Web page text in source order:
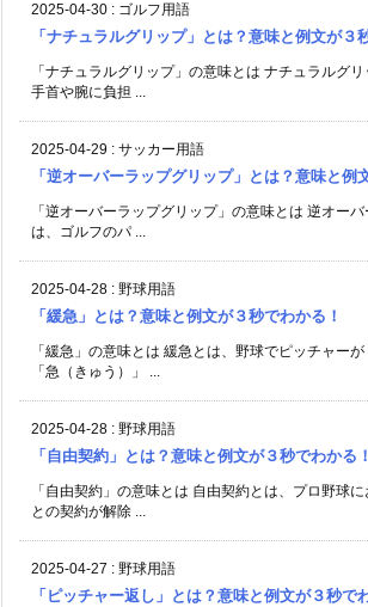
2025-04-30 : ゴルフ用語
「ナチュラルグリップ」とは？意味と例文が３
「ナチュラルグリップ」の意味とは ナチュラルグ
手首や腕に負担 ...
2025-04-29 : サッカー用語
「逆オーバーラップグリップ」とは？意味と例
「逆オーバーラップグリップ」の意味とは 逆オー
は、ゴルフのパ ...
2025-04-28 : 野球用語
「緩急」とは？意味と例文が３秒でわかる！
「緩急」の意味とは 緩急とは、野球でピッチャー
「急（きゅう）」 ...
2025-04-28 : 野球用語
「自由契約」とは？意味と例文が３秒でわかる！
「自由契約」の意味とは 自由契約とは、プロ野球
との契約が解除 ...
2025-04-27 : 野球用語
「ピッチャー返し」とは？意味と例文が３秒で